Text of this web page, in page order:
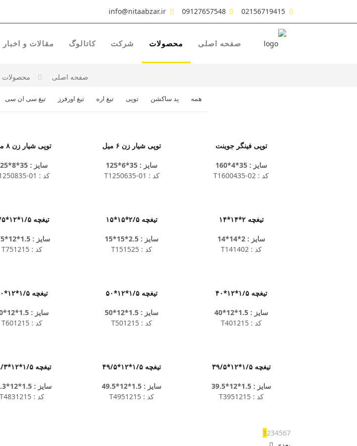
02156719415
09127657548
info@nitaabzar.ir
صفحه اصلی محصولات شرکت کاتالوگ مقالات و اخبار
صفحه اصلی محصولات
همه پد ساکشن توپی تیغ اره تیغ اورفرز تیغ سی ان سی
توپی فینگر جوینت
سایز : 35*4*160
کد : T1600435-02
توپی شیار زن ۶ میل
سایز : 35*6*125
کد : T1250635-01
توپی شیار زن ۸ میل
سایز : 35*8*125
کد : T1250835-01
تیغچه ۲*۱۴*۱۴
سایز : 2*14*14
کد : T141402
تیغچه ۲/۵*۱۵*۱۵
سایز : 2.5*15*15
کد : T151525
تیغچه ۱/۵*۱۲*۷/۵
سایز : 1.5*12*7/5
کد : T751215
تیغچه ۱/۵*۱۲*۴۰
سایز : 1.5*12*40
کد : T401215
تیغچه ۱/۵*۱۲*۵۰
سایز : 1.5*12*50
کد : T501215
تیغچه ۱/۵*۱۲*۶۰
سایز : 1.5*12*60
کد : T601215
تیغچه ۱/۵*۱۲*۳۹/۵
سایز : 1.5*12*39.5
کد : T3951215
تیغچه ۱/۵*۱۲*۴۹/۵
سایز : 1.5*12*49.5
کد : T4951215
تیغچه ۱/۵*۱۲*۴۸/۳
سایز : 1.5*12*48.3
کد : T4831215
1234567